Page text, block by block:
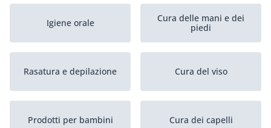
Igiene orale
Cura delle mani e dei
piedi
Rasatura e depilazione Cura del viso
Prodotti per bambini Cura dei capelli